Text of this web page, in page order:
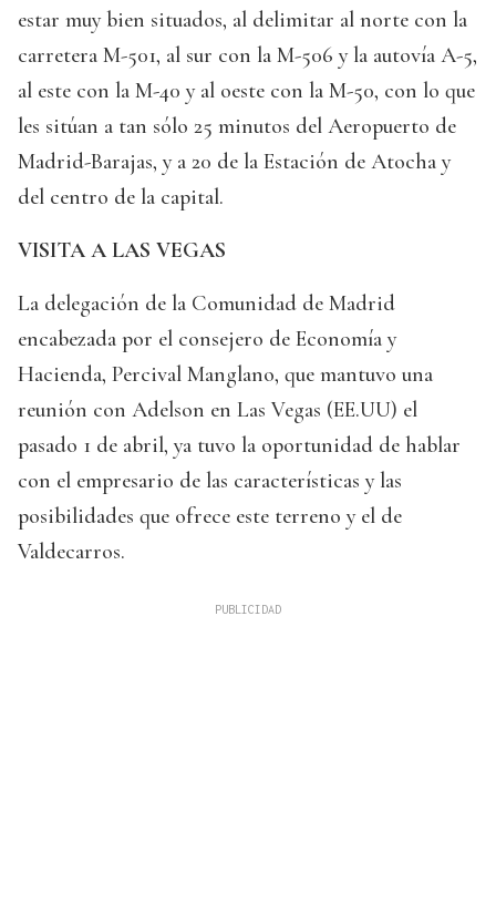
estar muy bien situados, al delimitar al norte con la
carretera M-501, al sur con la M-506 y la autovía A-5,
al este con la M-40 y al oeste con la M-50, con lo que
les sitúan a tan sólo 25 minutos del Aeropuerto de
Madrid-Barajas, y a 20 de la Estación de Atocha y
del centro de la capital.
VISITA A LAS VEGAS
La delegación de la Comunidad de Madrid
encabezada por el consejero de Economía y
Hacienda, Percival Manglano, que mantuvo una
reunión con Adelson en Las Vegas (EE.UU) el
pasado 1 de abril, ya tuvo la oportunidad de hablar
con el empresario de las características y las
posibilidades que ofrece este terreno y el de
Valdecarros.